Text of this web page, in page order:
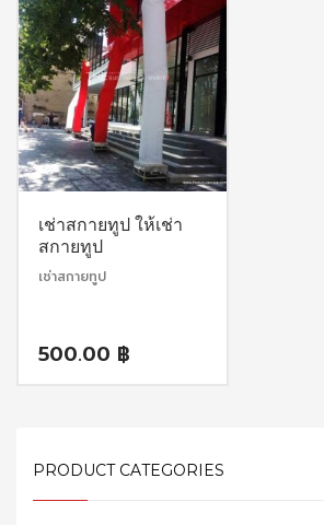
เช่าสกายทูป ให้เช่า
สกายทูป
เช่าสกายทูป
500.00 ฿
PRODUCT CATEGORIES